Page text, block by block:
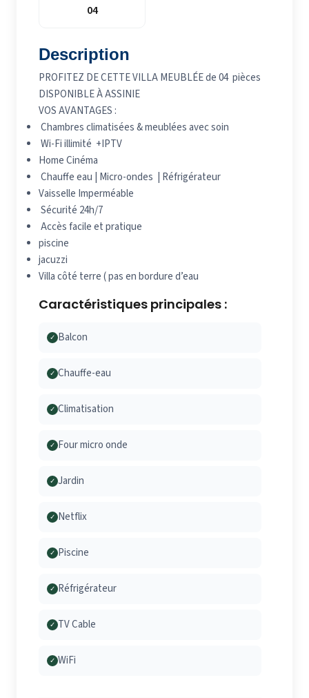
04
Description
PROFITEZ DE CETTE VILLA MEUBLÉE de 04 pièces
DISPONIBLE À ASSINIE
VOS AVANTAGES :
Chambres climatisées & meublées avec soin
Wi-Fi illimité +IPTV
Home Cinéma
Chauffe eau | Micro-ondes | Réfrigérateur
Vaisselle Imperméable
Sécurité 24h/7
Accès facile et pratique
piscine
jacuzzi
Villa côté terre ( pas en bordure d’eau
Caractéristiques principales :
✓ Balcon
✓ Chauffe-eau
✓ Climatisation
✓ Four micro onde
✓ Jardin
✓ Netflix
✓ Piscine
✓ Réfrigérateur
✓ TV Cable
✓ WiFi